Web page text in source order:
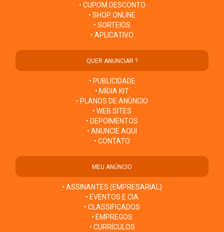
• CUPOM DESCONTO
• SHOP ONLINE
• SORTEIOS
• APLICATIVO
QUER ANUNCIAR ?
• PUBLICIDADE
• MÍDIA KIT
• PLANOS DE ANÚNCIO
• WEB SITES
• DEPOIMENTOS
• ANUNCIE AQUI
• CONTATO
MEU ANÚNCIO
• ASSINANTES (EMPRESARIAL)
• EVENTOS E CIA
• CLASSIFICADOS
• EMPREGOS
• CURRÍCULOS